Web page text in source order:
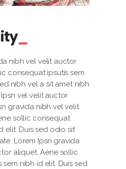
nibh vel velit auctor
consequat ipsutis sem
nibh vel a sit amet nibh
vel velit auctor
gravida nibh vel velit
sollic consequat
elit. Duis sed odio sit
Lorem Ipsn gravida
aliquet. Aene sollic
nibh id elit. Duis sed